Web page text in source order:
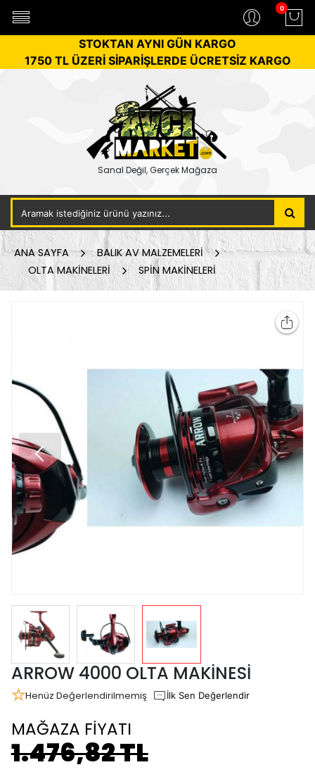
0
STOKTAN AYNI GÜN KARGO
1750 TL ÜZERİ SİPARİŞLERDE ÜCRETSİZ KARGO
Sanal Değil, Gerçek Mağaza
ANA SAYFA
BALIK AV MALZEMELERİ
OLTA MAKİNELERİ
SPİN MAKİNELERİ
ARROW 4000 OLTA MAKİNESİ
Henüz Değerlendirilmemiş İlk Sen Değerlendir
MAĞAZA FİYATI
1.476,82 TL